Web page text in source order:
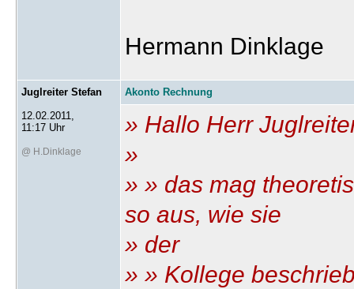
Hermann Dinklage
Juglreiter Stefan
12.02.2011,
11:17 Uhr
@ H.Dinklage
Akonto Rechnung
» Hallo Herr
»
» » das mag
so aus, wie sie
» der
» » Kollege